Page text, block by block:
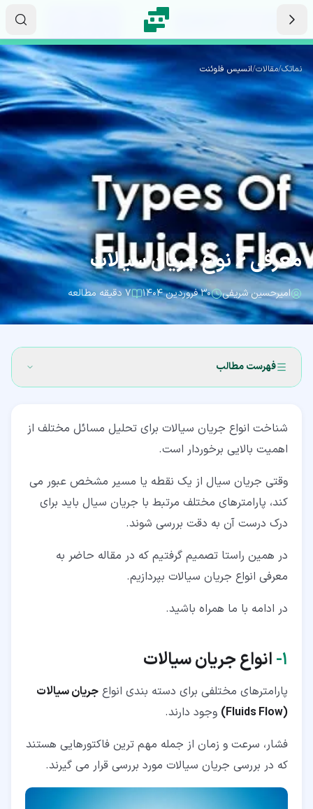
نماتک/مقالات/انسیس فلوئنت
معرفی 6 نوع جریان سیالات
امیرحسین شریفی ۳۰ فروردین ۱۴۰۴ ۷ دقیقه مطالعه
فهرست مطالب
۵‏- جریان های چرخشی و غیرچرخشی در ردیف انواع جریان
سیالات
شناخت انواع جریان سیالات برای تحلیل مسائل مختلف از
اهمیت بالایی برخوردار است.
وقتی جریان سیال از یک نقطه یا مسیر مشخص عبور می
کند، پارامترهای مختلف مرتبط با جریان سیال باید برای
درک درست آن به دقت بررسی شوند.
در همین راستا تصمیم گرفتیم که در مقاله حاضر به
معرفی انواع جریان سیالات بپردازیم.
در ادامه با ما همراه باشید.
۱‏- انواع جریان سیالات
پارامترهای مختلفی برای دسته بندی انواع جریان سیالات
(Fluids Flow)
وجود دارند.
فشار، سرعت و زمان از جمله مهم ترین فاکتورهایی هستند
که در بررسی جریان سیالات مورد بررسی قرار می گیرند.